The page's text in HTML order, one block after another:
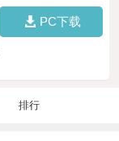
PC下载
排行